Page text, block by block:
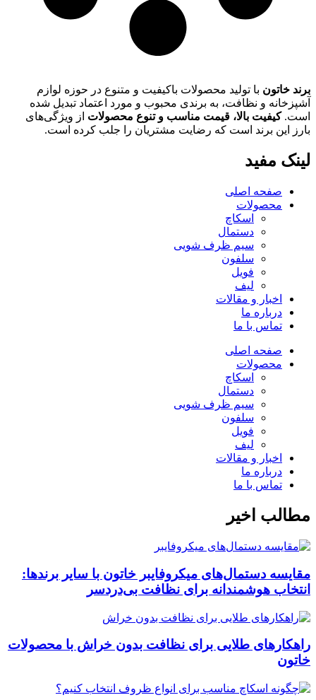
برند خاتون با تولید محصولات باکیفیت و متنوع در حوزه لوازم
آشپزخانه و نظافت، به برندی محبوب و مورد اعتماد تبدیل شده
است. کیفیت بالا، قیمت مناسب و تنوع محصولات از ویژگی‌های
بارز این برند است که رضایت مشتریان را جلب کرده است.
لینک مفید
صفحه اصلی
محصولات
اسکاچ
دستمال
سیم ظرف شویی
سلفون
فویل
لیف
اخبار و مقالات
درباره ما
تماس با ما
صفحه اصلی
محصولات
اسکاچ
دستمال
سیم ظرف شویی
سلفون
فویل
لیف
اخبار و مقالات
درباره ما
تماس با ما
مطالب اخیر
مقایسه دستمال‌های میکروفایبر خاتون با سایر برندها:
انتخاب هوشمندانه برای نظافت بی‌دردسر
راهکارهای طلایی برای نظافت بدون خراش با محصولات
خاتون